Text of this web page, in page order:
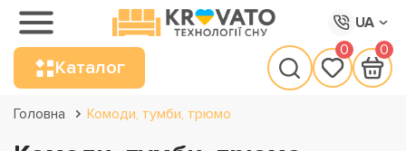
UA
Каталог
0 0
Головна Комоди, тумби, трюмо